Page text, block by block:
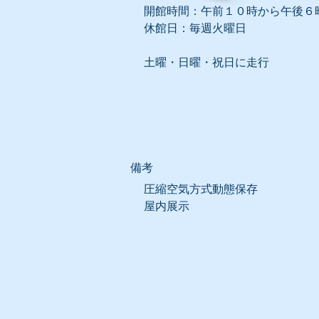
開館時間：午前１０時から午後６
休館日：毎週火曜日
土曜・日曜・祝日に走行
​備考
圧縮空気方式動態保存
屋内展示